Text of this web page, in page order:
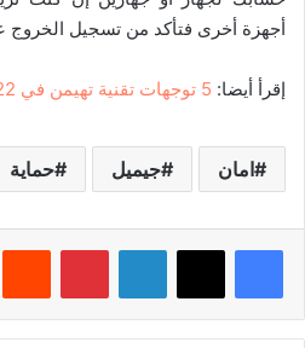
أجهزة أخرى فتأكد من تسجيل الخروج
إقرأ أيضا: 5 توجهات تقنية تهيمن في 2022
امان جيميل حماية
لينكدإن بينتيريست